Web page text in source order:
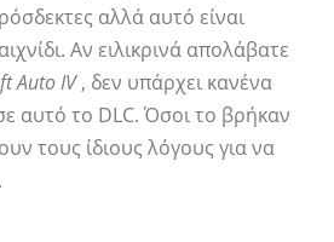
αλλά αυτό είναι
Αν ειλικρινά απολάβατε
Auto IV, δεν υπάρχει κανένα
αυτό το DLC. Όσοι το βρήκαν
τους ίδιους λόγους για να